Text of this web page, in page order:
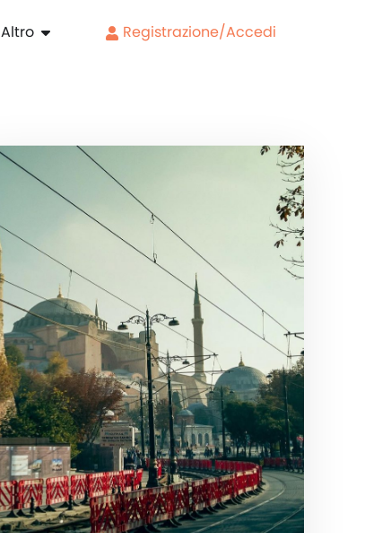
Altro Registrazione/Accedi